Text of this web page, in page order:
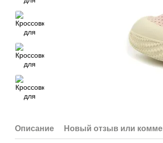
Описание Новый отзыв или